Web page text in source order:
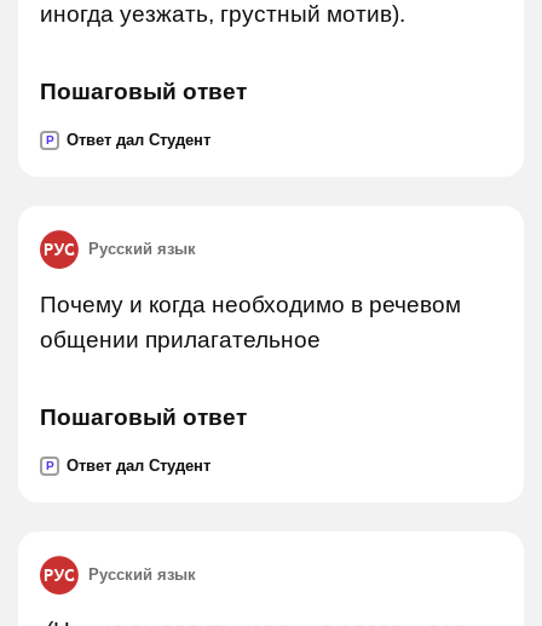
иногда уезжать, грустный мотив).
Пошаговый ответ
P Ответ дал Студент
Русский язык
Почему и когда необходимо в речевом
общении прилагательное
Пошаговый ответ
P Ответ дал Студент
Русский язык